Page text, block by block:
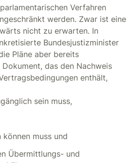
Verfahren
werden. Zwar ist eine
nicht zu erwarten. In
Bundesjustizminister
Pläne aber bereits
das den Nachweis
enthält,
sein muss,
muss und
Übermittlungs- und